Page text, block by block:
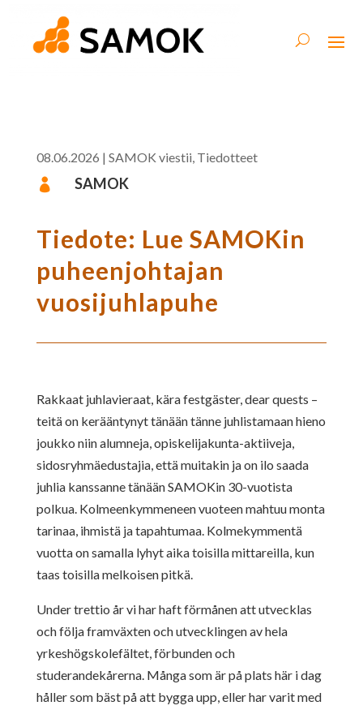
08.06.2026 | SAMOK viestii, Tiedotteet
 SAMOK
Tiedote: Lue SAMOKin
puheenjohtajan
vuosijuhlapuhe
Rakkaat juhlavieraat, kära festgäster, dear quests –
teitä on kerääntynyt tänään tänne juhlistamaan hieno
joukko niin alumneja, opiskelijakunta-aktiiveja,
sidosryhmäedustajia, että muitakin ja on ilo saada
juhlia kanssanne tänään SAMOKin 30-vuotista
polkua. Kolmeenkymmeneen vuoteen mahtuu monta
tarinaa, ihmistä ja tapahtumaa. Kolmekymmentä
vuotta on samalla lyhyt aika toisilla mittareilla, kun
taas toisilla melkoisen pitkä.
Under trettio år vi har haft förmånen att utvecklas
och följa framväxten och utvecklingen av hela
yrkeshögskolefältet, förbunden och
studerandekårerna. Många som är på plats här i dag
håller som bäst på att bygga upp, eller har varit med